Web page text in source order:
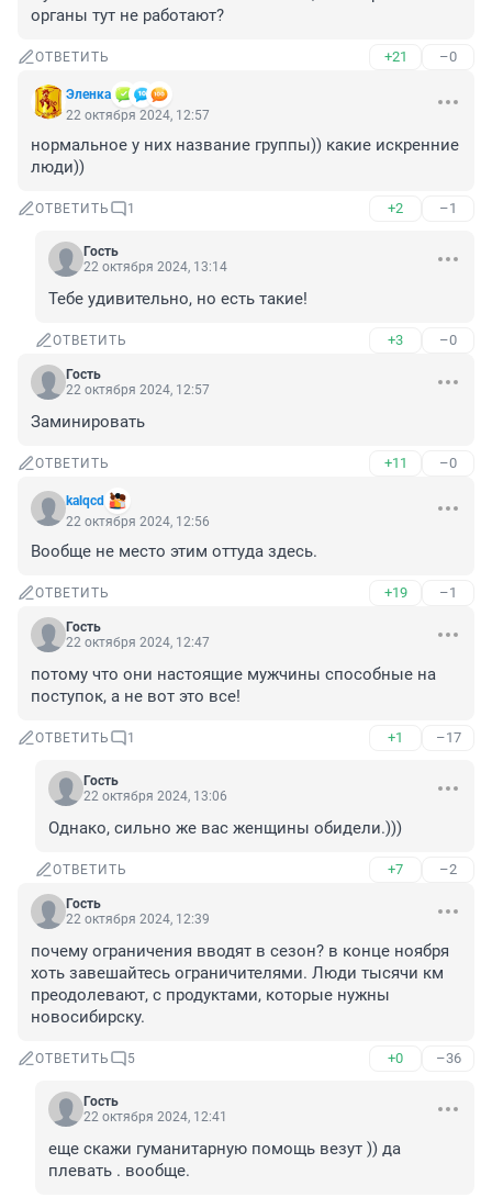
органы тут не работают?
ОТВЕТИТЬ +21 –0
Эленка
22 октября 2024, 12:57
нормальное у них название группы)) какие искренние
люди))
ОТВЕТИТЬ 1 +2 –1
Гость
22 октября 2024, 13:14
Тебе удивительно, но есть такие!
ОТВЕТИТЬ +3 –0
Гость
22 октября 2024, 12:57
Заминировать
ОТВЕТИТЬ +11 –0
kalqcd
22 октября 2024, 12:56
Вообще не место этим оттуда здесь.
ОТВЕТИТЬ +19 –1
Гость
22 октября 2024, 12:47
потому что они настоящие мужчины способные на
поступок, а не вот это все!
ОТВЕТИТЬ 1 +1 –17
Гость
22 октября 2024, 13:06
Однако, сильно же вас женщины обидели.)))
ОТВЕТИТЬ +7 –2
Гость
22 октября 2024, 12:39
почему ограничения вводят в сезон? в конце ноября
хоть завешайтесь ограничителями. Люди тысячи км
преодолевают, с продуктами, которые нужны
новосибирску.
ОТВЕТИТЬ 5 +0 –36
Гость
22 октября 2024, 12:41
еще скажи гуманитарную помощь везут )) да
плевать . вообще.